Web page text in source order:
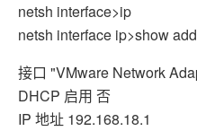
netsh interface>ip
netsh interface ip>show
接口 "VMware Network
DHCP 启用 否
IP 地址 192.168.18.1